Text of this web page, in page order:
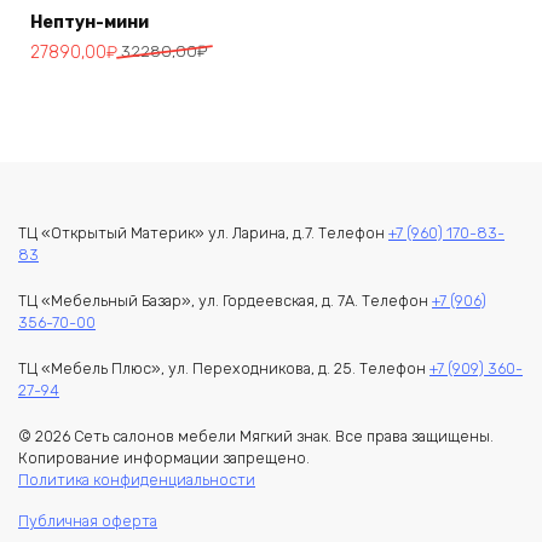
Нептун-мини
32280,00₽
Первоначальная
27890,00₽
Текущая
ТЦ «Открытый Материк» ул. Ларина, д.7. Телефон +7 (960) 170-83-
83
ТЦ «Мебельный Базар», ул. Гордеевская, д. 7А. Телефон +7 (906)
356-70-00
ТЦ «Мебель Плюс», ул. Переходникова, д. 25. Телефон +7 (909) 360-
27-94
© 2026 Сеть салонов мебели Мягкий знак. Все права защищены.
Копирование информации запрещено.
Политика конфиденциальности
Публичная оферта